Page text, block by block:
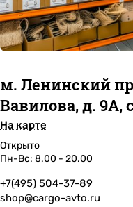
м. Ленинский
Вавилова, д. 9А,
На карте
Открыто
Пн-Вс: 8.00 - 20.00
+7(495) 504-37-89
shop@cargo-avto.ru